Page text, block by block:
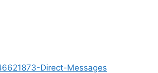
Direct-Messages